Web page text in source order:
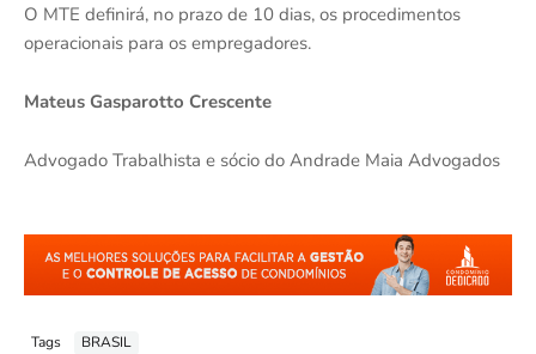
O MTE definirá, no prazo de 10 dias, os procedimentos
operacionais para os empregadores.
Mateus Gasparotto Crescente
Advogado Trabalhista e sócio do Andrade Maia Advogados
Tags BRASIL